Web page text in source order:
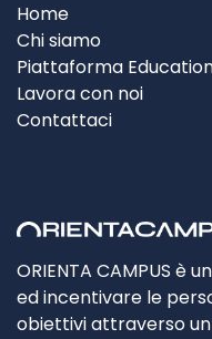
Home
Chi siamo
Piattaforma
Lavora con noi
Contattaci
ORIENTA CAMPUS è
ed incentivare le
obiettivi attraverso